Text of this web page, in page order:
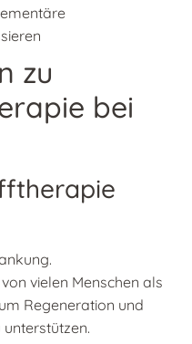
zu
bei
vielen Menschen als
Regeneration und